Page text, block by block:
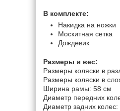
В комплекте:
Накидка на ножки
Москитная сетка
Дождевик
Размеры и вес:
Размеры коляски в
Размеры коляски в
Ширина рамы: 58 см
Диаметр передних
Диаметр задних